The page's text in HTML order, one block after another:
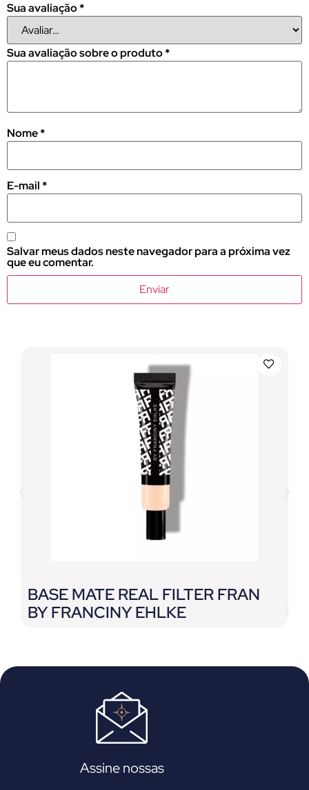
Sua avaliação*
Sua avaliação sobre o produto*
Nome*
E-mail *
Salvar meus dados neste navegador para a próxima vez
que eu comentar.
BASE MATE REAL FILTER FRAN
BY FRANCINY EHLKE
Assine nossas